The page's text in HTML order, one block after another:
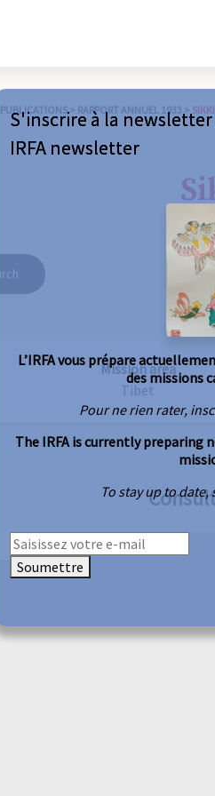
PUBLICATIONS > RAPPORT ANNUEL 1933 >
Mission area
Tibet
S'inscrire à la
IRFA newsletter
L’IRFA vous prépare
des missions
Pour ne rien rater,
The IRFA is currently preparing
To stay up to
Soumettre